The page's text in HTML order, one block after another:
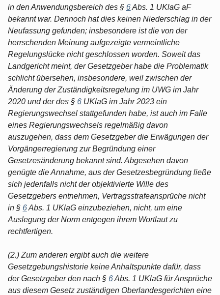
in den Anwendungsbereich des § 6Abs. 1 UKlaG aF
bekannt war. Dennoch hat dies keinen Niederschlag in der
Neufassung gefunden; insbesondere ist die von der
herrschenden Meinung aufgezeigte vermeintliche
Regelungslücke nicht geschlossen worden. Soweit das
Landgericht meint, der Gesetzgeber habe die Problematik
schlicht übersehen, insbesondere, weil zwischen der
Änderung der Zuständigkeitsregelung im UWG im Jahr
2020 und der des § 6 UKlaG im Jahr 2023 ein
Regierungswechsel stattgefunden habe, ist auch im Falle
eines Regierungswechsels regelmäßig davon
auszugehen, dass dem Gesetzgeber die Erwägungen der
Vorgängerregierung zur Begründung einer
Gesetzesänderung bekannt sind. Abgesehen davon
genügte die Annahme, aus der Gesetzesbegründung ließe
sich jedenfalls nicht der objektivierte Wille des
Gesetzgebers entnehmen, Vertragsstrafeansprüche nicht
in § 6Abs. 1 UKlaG einzubeziehen, nicht, um eine
Auslegung der Norm entgegen ihrem Wortlaut zu
rechtfertigen.
(2.) Zum anderen ergibt auch die weitere
Gesetzgebungshistorie keine Anhaltspunkte dafür, dass
der Gesetzgeber den nach § 6Abs. 1 UKlaG für Ansprüche
aus diesem Gesetz zuständigen Oberlandesgerichten eine